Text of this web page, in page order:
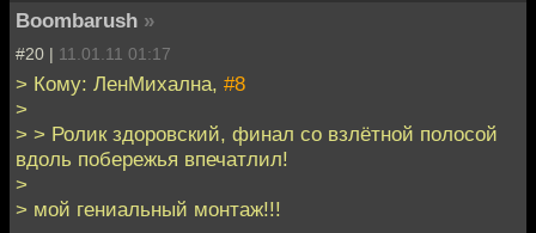
Boombarush »
#20 | 11.01.11 01:17
> Кому: ЛенМихална, #8
>
> > Ролик здоровский, финал со взлётной полосой
вдоль побережья впечатлил!
>
> мой гениальный монтаж!!!